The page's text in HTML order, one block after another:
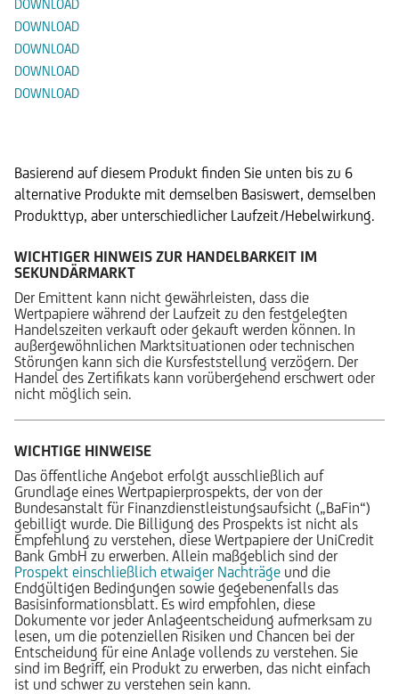
DOWNLOAD
DOWNLOAD
DOWNLOAD
DOWNLOAD
DOWNLOAD
Basierend auf diesem Produkt finden Sie unten bis zu 6
alternative Produkte mit demselben Basiswert, demselben
Produkttyp, aber unterschiedlicher Laufzeit/Hebelwirkung.
WICHTIGER HINWEIS ZUR HANDELBARKEIT IM
SEKUNDÄRMARKT
Der Emittent kann nicht gewährleisten, dass die
Wertpapiere während der Laufzeit zu den festgelegten
Handelszeiten verkauft oder gekauft werden können. In
außergewöhnlichen Marktsituationen oder technischen
Störungen kann sich die Kursfeststellung verzögern. Der
Handel des Zertifikats kann vorübergehend erschwert oder
nicht möglich sein.
WICHTIGE HINWEISE
Das öffentliche Angebot erfolgt ausschließlich auf
Grundlage eines Wertpapierprospekts, der von der
Bundesanstalt für Finanzdienstleistungsaufsicht („BaFin“)
gebilligt wurde. Die Billigung des Prospekts ist nicht als
Empfehlung zu verstehen, diese Wertpapiere der UniCredit
Bank GmbH zu erwerben. Allein maßgeblich sind der
Prospekt einschließlich etwaiger Nachträge und die
Endgültigen Bedingungen sowie gegebenenfalls das
Basisinformationsblatt. Es wird empfohlen, diese
Dokumente vor jeder Anlageentscheidung aufmerksam zu
lesen, um die potenziellen Risiken und Chancen bei der
Entscheidung für eine Anlage vollends zu verstehen. Sie
sind im Begriff, ein Produkt zu erwerben, das nicht einfach
ist und schwer zu verstehen sein kann.